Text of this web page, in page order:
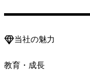
当社の魅力
教育・成長